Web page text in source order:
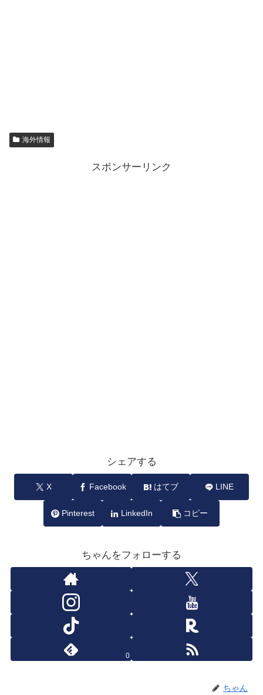
海外情報
スポンサーリンク
シェアする
X Facebook はてブ LINE
Pinterest LinkedIn コピー
ちゃんをフォローする
0
ちゃん